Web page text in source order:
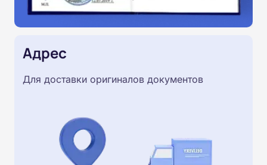
Адрес
Для доставки оригиналов документов